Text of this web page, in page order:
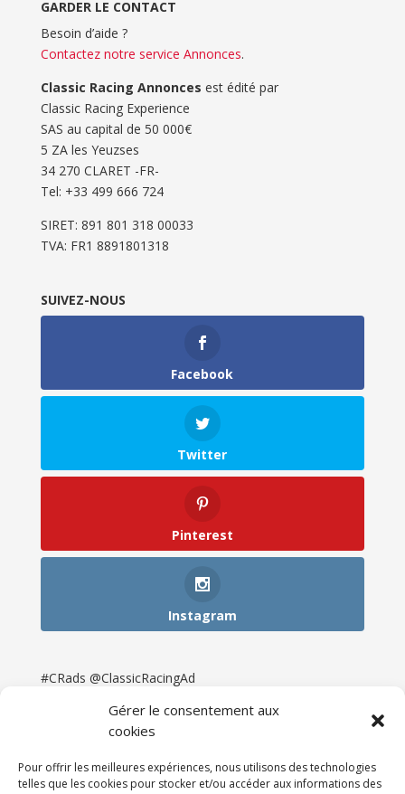
Gérer le consentement aux
cookies
Pour offrir les meilleures expériences, nous utilisons des technologies
telles que les cookies pour stocker et/ou accéder aux informations des
GARDER LE CONTACT
Besoin d’aide ?
Contactez notre service Annonces.
Classic Racing Annonces est édité par
Classic Racing Experience
SAS au capital de 50 000€
5 ZA les Yeuzses
34 270 CLARET -FR-
Tel: ‭+33 499 666 724‬
SIRET: 891 801 318 00033
TVA: FR1 8891801318
SUIVEZ-NOUS
Facebook
Twitter
Pinterest
Instagram
#CRads @ClassicRacingAd